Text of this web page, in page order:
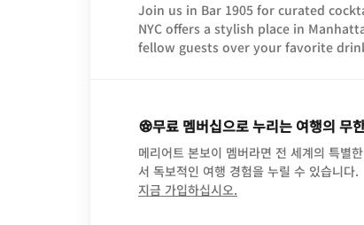
Join us in Bar 1905 for curated
NYC offers a stylish place in
fellow guests over your favorite
무료 멤버십으로 누리는 여행의 무
메리어트 본보이 멤버라면 전 세계의 특별
서 독보적인 여행 경험을 누릴 수 있습니다.
지금 가입하십시오.